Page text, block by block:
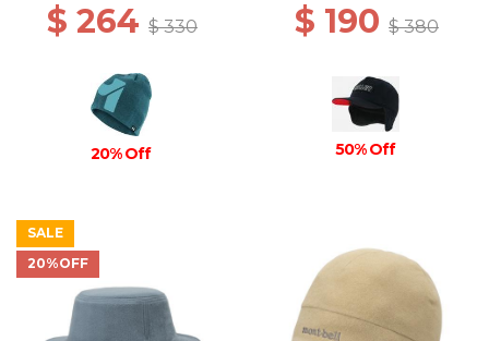
$ 264 $ 330
20% Off
$ 190 $ 380
50% Off
SALE
20%OFF